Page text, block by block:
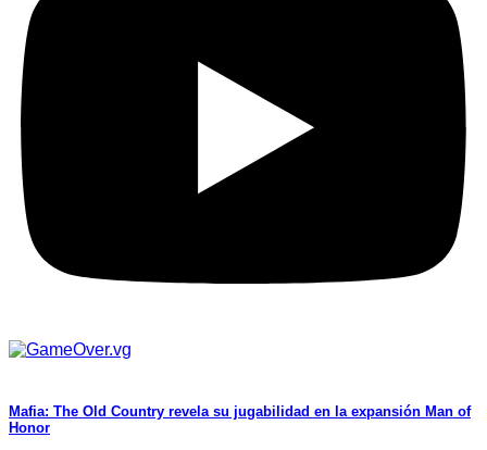
Mafia: The Old Country revela su jugabilidad en la expansión Man of
Honor